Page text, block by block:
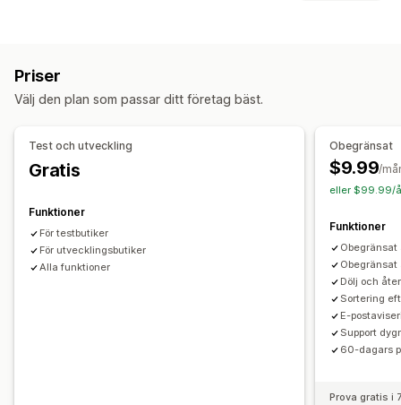
Orderhantering
Bulkbearbetning
Förbeställningar
Aviseringar om påfyllning av lager
Påminnelser om påfyllning
Aviseringar om lågt lager
Aviseringar om tröskelvärden
E-postaviseringar
Omdirigering
Priser
Välj den plan som passar ditt företag bäst.
Test och utveckling
Gratis
Funktioner
För testbutiker
För utvecklingsbutiker
Alla funktioner
Obegränsat
$9.99/
eller $99.99/
Funktioner
Dölj och
Sortering
E-
Support
60-dagars
Prova gratis i